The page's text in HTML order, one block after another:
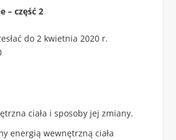
– część 2
do 2 kwietnia 2020 r.
ciała i sposoby jej zmiany.
energią wewnętrzną ciała